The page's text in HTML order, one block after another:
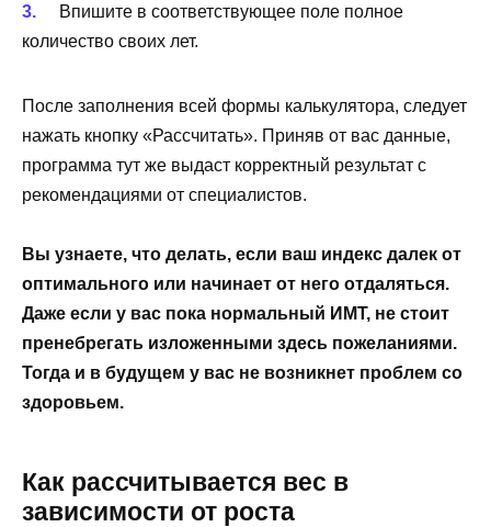
Впишите в соответствующее поле полное
количество своих лет.
После заполнения всей формы калькулятора, следует
нажать кнопку «Рассчитать». Приняв от вас данные,
программа тут же выдаст корректный результат с
рекомендациями от специалистов.
Вы узнаете, что делать, если ваш индекс далек от
оптимального или начинает от него отдаляться.
Даже если у вас пока нормальный ИМТ, не стоит
пренебрегать изложенными здесь пожеланиями.
Тогда и в будущем у вас не возникнет проблем со
здоровьем.
Как рассчитывается вес в
зависимости от роста